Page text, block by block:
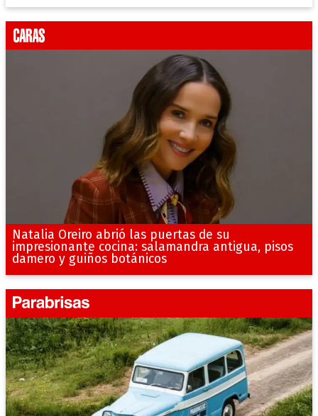
Natalia Oreiro abrió las puertas de su
impresionante cocina: salamandra antigua, pisos
damero y guiños botánicos